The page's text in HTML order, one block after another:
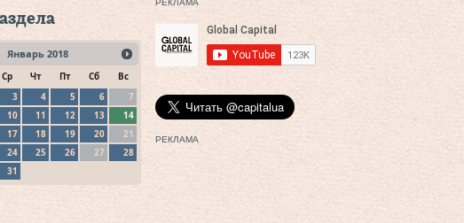
Январь 2018
Ср Чт Пт Сб
Вс
3 4 5 6
7
10 11 12 13
14
17 18 19 20
21
24 25 26 27
28
31
РЕКЛАМА
РЕКЛАМА